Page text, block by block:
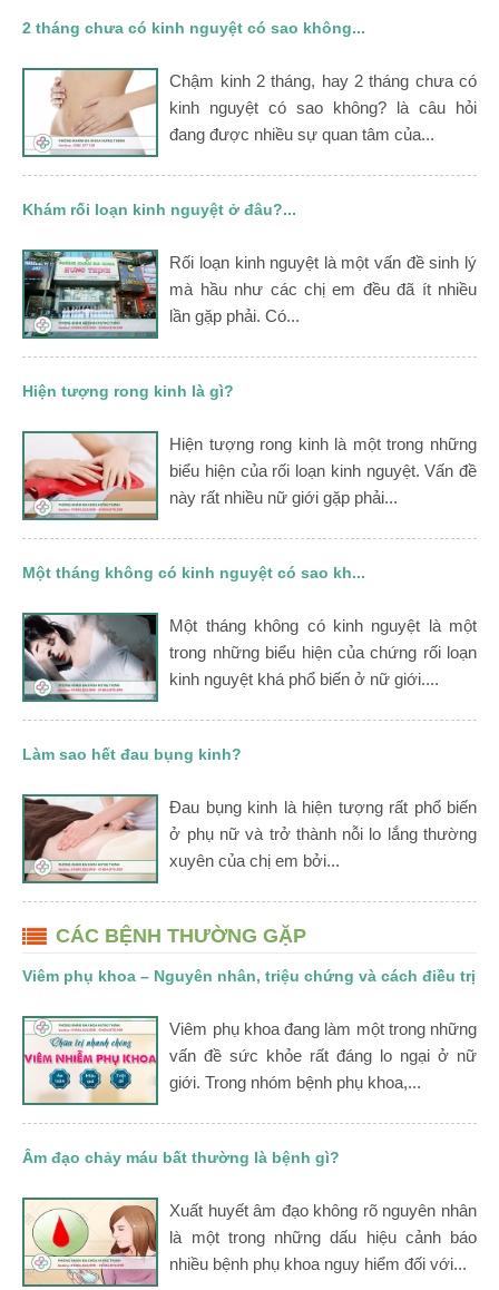
2 tháng chưa có kinh nguyệt có sao không...
Chậm kinh 2 tháng, hay 2 tháng chưa có
kinh nguyệt có sao không? là câu hỏi
đang được nhiều sự quan tâm của...
Khám rối loạn kinh nguyệt ở đâu?...
Rối loạn kinh nguyệt là một vấn đề sinh lý
mà hầu như các chị em đều đã ít nhiều
lần gặp phải. Có...
Hiện tượng rong kinh là gì?
Hiện tượng rong kinh là một trong những
biểu hiện của rối loạn kinh nguyệt. Vấn đề
này rất nhiều nữ giới gặp phải...
Một tháng không có kinh nguyệt có sao kh...
Một tháng không có kinh nguyệt là một
trong những biểu hiện của chứng rối loạn
kinh nguyệt khá phổ biến ở nữ giới....
Làm sao hết đau bụng kinh?
Đau bụng kinh là hiện tượng rất phổ biến
ở phụ nữ và trở thành nỗi lo lắng thường
xuyên của chị em bởi...
CÁC BỆNH THƯỜNG GẶP
Viêm phụ khoa – Nguyên nhân, triệu chứng và cách điều trị
Viêm phụ khoa đang làm một trong những
vấn đề sức khỏe rất đáng lo ngại ở nữ
giới. Trong nhóm bệnh phụ khoa,...
Âm đạo chảy máu bất thường là bệnh gì?
Xuất huyết âm đạo không rõ nguyên nhân
là một trong những dấu hiệu cảnh báo
nhiều bệnh phụ khoa nguy hiểm đối với...